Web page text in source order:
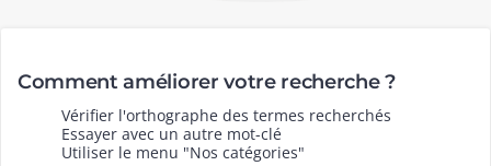
Comment améliorer votre recherche ?
Vérifier l'orthographe des termes recherchés
Essayer avec un autre mot-clé
Utiliser le menu "Nos catégories"